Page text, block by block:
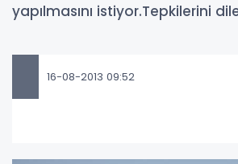
yapılmasını istiyor.Tepkilerini
16-08-2013 09:52